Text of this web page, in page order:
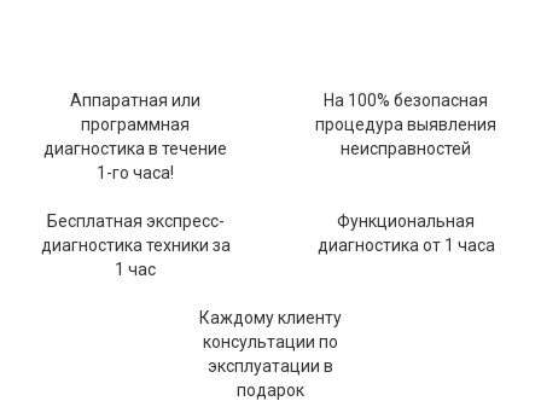
Аппаратная или
программная
диагностика в течение
1-го часа!
На 100% безопасная
процедура выявления
неисправностей
Бесплатная экспресс-
диагностика техники за
1 час
Функциональная
диагностика от 1 часа
Каждому клиенту
консультации по
эксплуатации в
подарок